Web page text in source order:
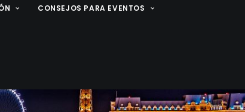
CONSEJOS PARA EVENTOS